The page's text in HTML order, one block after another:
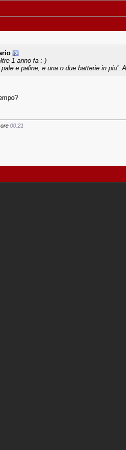
1 anno fa :-)
e paline, e una o due batterie in piu'.
00:21